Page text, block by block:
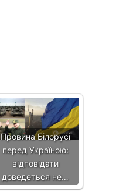
Провина Білорусі
перед Україною:
відповідати
доведеться не…